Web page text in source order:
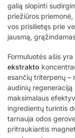
galią slopinti
priežiūros
vos prisilietęs prie
jausmą,
Formuluotės ašis
ekstrakto
esančių triterpenų –
audinių
maksimalaus
ingredientų turintis
tarnauja odos
pritraukiantis